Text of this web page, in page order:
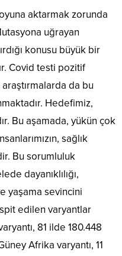
aktarmak zorunda
uğrayan
konusu büyük bir
Covid testi pozitif
da bu
Hedefimiz,
Bu aşamada, yükün çok
sağlık
Bu sorumluluk
dayanıklılığı,
yaşama sevincini
edilen varyantlar
81 ilde 180.448
Afrika varyantı, 11